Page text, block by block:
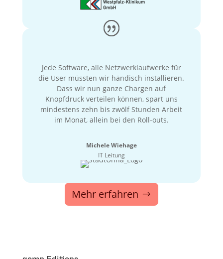
Jede Software, alle Netzwerklaufwerke für
die User müssten wir händisch installieren.
Dass wir nun ganze Chargen auf
Knopfdruck verteilen können, spart uns
mindestens zehn bis zwölf Stunden Arbeit
im Monat, allein bei den Roll-outs.
Michele Wiehage
IT Leitung
Mehr erfahren